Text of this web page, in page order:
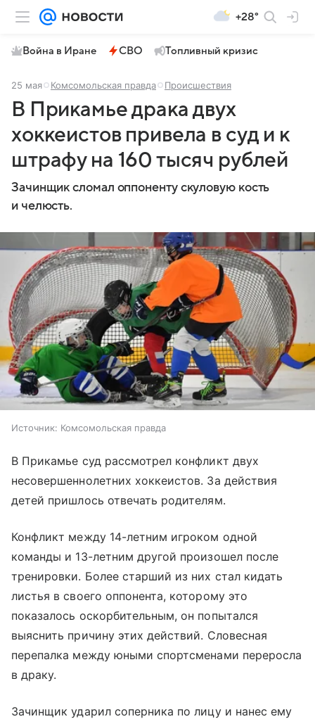
+28°
Война в Иране СВО Топливный кризис
25 мая Комсомольская правда Происшествия
В Прикамье драка двух
хоккеистов привела в суд и к
штрафу на 160 тысяч рублей
Зачинщик сломал оппоненту скуловую кость
и челюсть.
Источник: Комсомольская правда
В Прикамье суд рассмотрел конфликт двух
несовершеннолетних хоккеистов. За действия
детей пришлось отвечать родителям.
Конфликт между 14-летним игроком одной
команды и 13-летним другой произошел после
тренировки. Более старший из них стал кидать
листья в своего оппонента, которому это
показалось оскорбительным, он попытался
выяснить причину этих действий. Словесная
перепалка между юными спортсменами переросла
в драку.
Зачинщик ударил соперника по лицу и нанес ему